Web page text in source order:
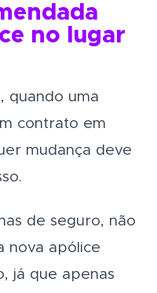
no lugar
, quando uma
contrato em
mudança deve
de seguro, não
nova apólice
já que apenas